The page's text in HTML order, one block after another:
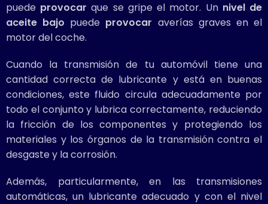
puede provocar que se gripe el motor. Un nivel de
aceite bajo puede provocar averías graves en el
motor del coche.
Cuando la transmisión de tu automóvil tiene una
cantidad correcta de lubricante y está en buenas
condiciones, este fluido circula adecuadamente por
todo el conjunto y lubrica correctamente, reduciendo
la fricción de los componentes y protegiendo los
materiales y los órganos de la transmisión contra el
desgaste y la corrosión.
Además, particularmente, en las transmisiones
automáticas, un lubricante adecuado y con el nivel